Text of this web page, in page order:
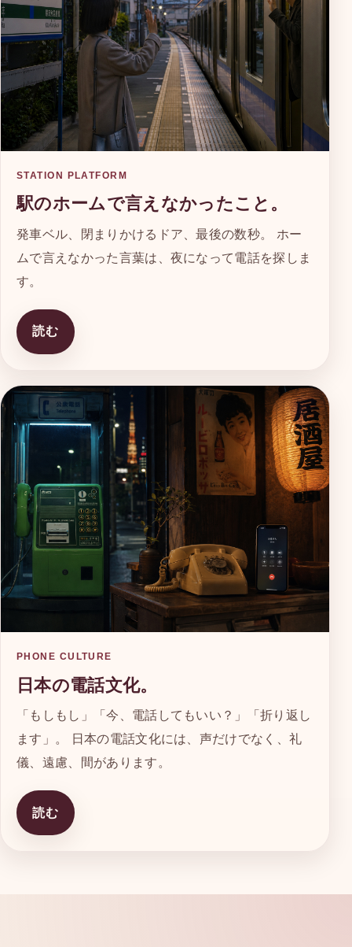
STATION PLATFORM
駅のホームで言えなかったこと。
発車ベル、閉まりかけるドア、最後の数秒。 ホー
ムで言えなかった言葉は、夜になって電話を探しま
す。
読む
PHONE CULTURE
日本の電話文化。
「もしもし」「今、電話してもいい？」「折り返し
ます」。 日本の電話文化には、声だけでなく、礼
儀、遠慮、間があります。
読む